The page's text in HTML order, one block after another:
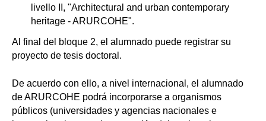
livello II, "Architectural and urban contemporary
heritage - ARURCOHE".
Al final del bloque 2, el alumnado puede registrar su
proyecto de tesis doctoral.
De acuerdo con ello, a nivel internacional, el alumnado
de ARURCOHE podrá incorporarse a organismos
públicos (universidades y agencias nacionales e